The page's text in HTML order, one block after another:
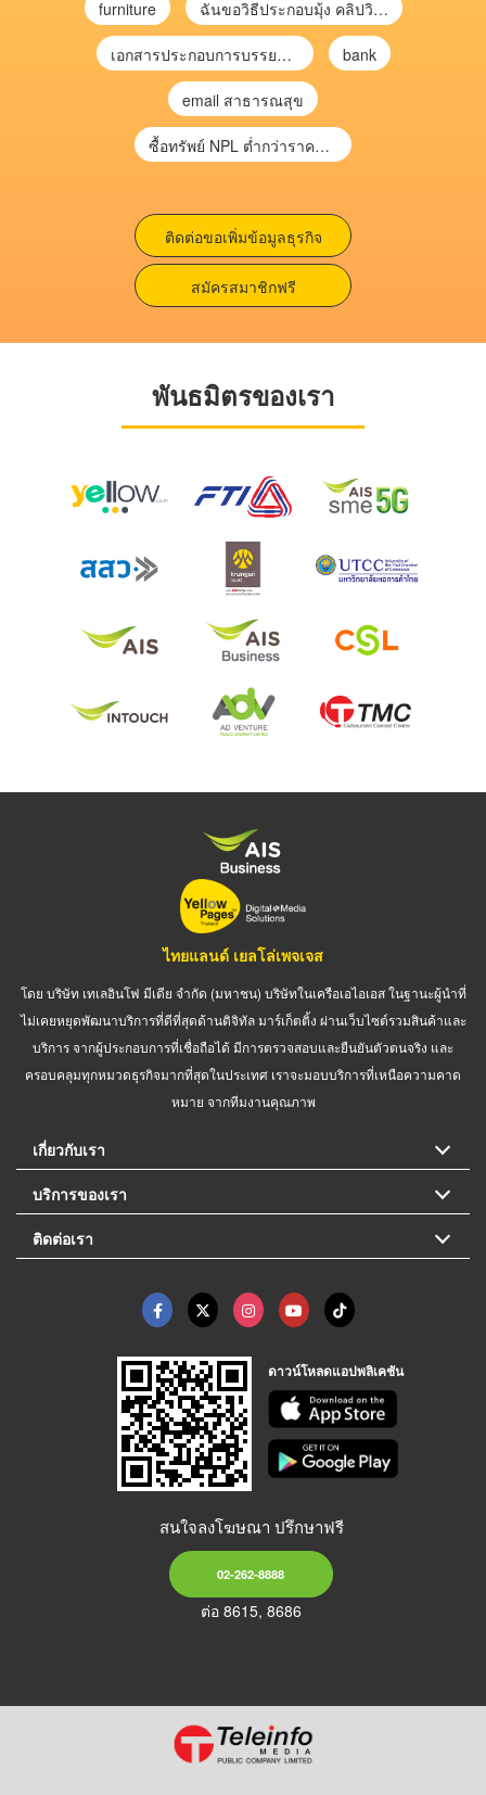
furniture ฉันขอวิธีประกอบมุ้ง คลิปวิดีโอ การประกอบมุ้ง
เอกสารประกอบการบรรยาย การประเมินความเสี่ยงเพื่อวางแผนการตรวจสอบ \ bank
email สาธารณสุข
ซื้อทรัพย์ NPL ต่ำกว่าราคาตลาด 30-70% แบบไม่ต้องไปประมูล”
ติดต่อขอเพิ่มข้อมูลธุรกิจ
สมัครสมาชิกฟรี
พันธมิตรของเรา
ไทยแลนด์ เยลโล่เพจเจส
โดย บริษัท เทเลอินโฟ มีเดีย จำกัด (มหาชน) บริษัทในเครือเอไอเอส ในฐานะผู้นำที่
ไม่เคยหยุดพัฒนาบริการที่ดีที่สุดด้านดิจิทัล มาร์เก็ตติ้ง ผ่านเว็บไซต์รวมสินค้าและ
บริการ จากผู้ประกอบการที่เชื่อถือได้ มีการตรวจสอบและยืนยันตัวตนจริง และ
ครอบคลุมทุกหมวดธุรกิจมากที่สุดในประเทศ เราจะมอบบริการที่เหนือความคาด
หมาย จากทีมงานคุณภาพ
เกี่ยวกับเรา
บริการของเรา
ติดต่อเรา
ดาวน์โหลดแอปพลิเคชัน
สนใจลงโฆษณา ปรึกษาฟรี
02-262-8888
ต่อ 8615, 8686